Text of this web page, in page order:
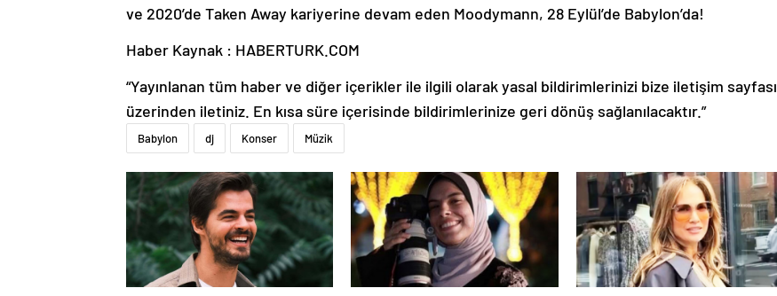
ve 2020’de Taken Away kariyerine devam eden Moodymann, 28 Eylül’de Babylon’da!
Haber Kaynak : HABERTURK.COM
“Yayınlanan tüm haber ve diğer içerikler ile ilgili olarak yasal bildirimlerinizi bize iletişim sayfası
üzerinden iletiniz. En kısa süre içerisinde bildirimlerinize geri dönüş sağlanılacaktır.”
Babylon dj Konser Müzik